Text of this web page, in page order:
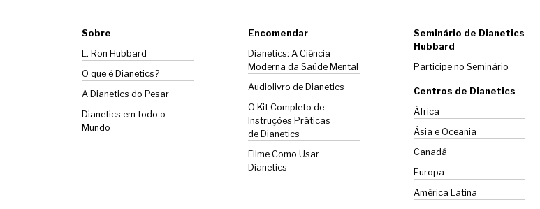
Sobre
L. Ron Hubbard
O que é Dianetics?
A Dianetics do Pesar
Dianetics em todo o
Mundo
Encomendar
Dianetics: A Ciência
Moderna da Saúde Mental
Audiolivro de Dianetics
O Kit Completo de
Instruções Práticas
de Dianetics
Filme Como Usar
Dianetics
Seminário de Dianetics
Hubbard
Participe no Seminário
Centros de Dianetics
África
Ásia e Oceania
Canadá
Europa
América Latina